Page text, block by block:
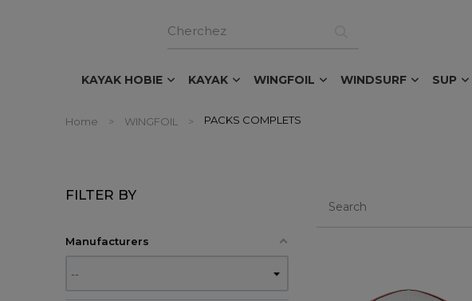
KAYAK HOBIE KAYAK WINGFOIL WINDSURF SUP
Home WINGFOIL PACKS COMPLETS
FILTER BY
Manufacturers